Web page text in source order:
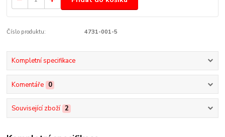
Číslo produktu: 4731-001-5
Kompletní specifikace
Komentáře 0
Související zboží 2